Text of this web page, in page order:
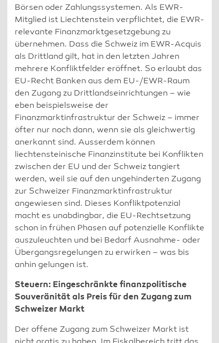
Börsen oder Zahlungssystemen. Als EWR-
Mitglied ist Liechtenstein verpflichtet, die EWR-
relevante Finanzmarktgesetzgebung zu
übernehmen. Dass die Schweiz im EWR-Acquis
als Drittland gilt, hat in den letzten Jahren
mehrere Konfliktfelder eröffnet. So erlaubt das
EU-Recht Banken aus dem EU-/EWR-Raum
den Zugang zu Drittlandseinrichtungen – wie
eben beispielsweise der
Finanzmarktinfrastruktur der Schweiz – immer
öfter nur noch dann, wenn sie als gleichwertig
anerkannt sind. Ausserdem können
liechtensteinische Finanzinstitute bei Konflikten
zwischen der EU und der Schweiz tangiert
werden, weil sie auf den ungehinderten Zugang
zur Schweizer Finanzmarktinfrastruktur
angewiesen sind. Dieses Konfliktpotenzial
macht es unabdingbar, die EU-Rechtsetzung
schon in frühen Phasen auf potenzielle Konflikte
auszuleuchten und bei Bedarf Ausnahme- oder
Übergangsregelungen zu erwirken – was bis
anhin gelungen ist.
Steuern: Eingeschränkte finanzpolitische
Souveränität als Preis für den Zugang zum
Schweizer Markt
Der offene Zugang zum Schweizer Markt ist